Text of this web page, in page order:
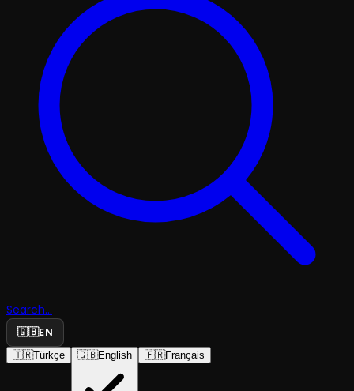
Search...
🇬🇧EN
🇹🇷Türkçe 🇬🇧English 🇫🇷Français